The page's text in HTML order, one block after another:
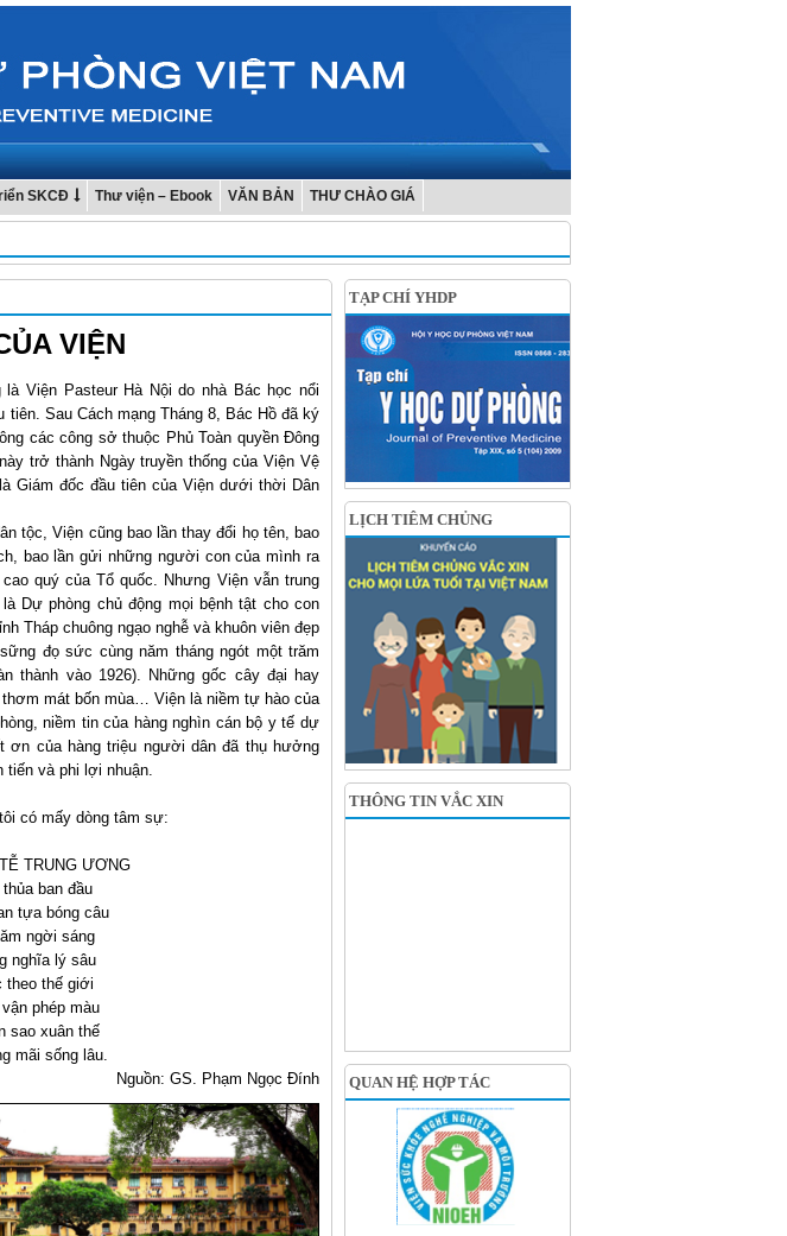
SKCĐ Thư viện – Ebook VĂN BẢN THƯ CHÀO GIÁ
VIỆN
Viện Pasteur Hà Nội do nhà Bác học nổi
tiên. Sau Cách mạng Tháng 8, Bác Hồ đã ký
các công sở thuộc Phủ Toàn quyền Đông
trở thành Ngày truyền thống của Viện Vệ
Giám đốc đầu tiên của Viện dưới thời Dân
tộc, Viện cũng bao lần thay đổi họ tên, bao
bao lần gửi những người con của mình ra
quý của Tổ quốc. Nhưng Viện vẫn trung
Dự phòng chủ động mọi bệnh tật cho con
Tháp chuông ngạo nghễ và khuôn viên đẹp
đọ sức cùng năm tháng ngót một trăm
thành vào 1926). Những gốc cây đại hay
mát bốn mùa… Viện là niềm tự hào của
niềm tin của hàng nghìn cán bộ y tế dự
ơn của hàng triệu người dân đã thụ hưởng
tiến và phi lợi nhuận.
có mấy dòng tâm sự:
TRUNG ƯƠNG
ban đầu
tựa bóng câu
ngời sáng
nghĩa lý sâu
theo thế giới
phép màu
sao xuân thế
mãi sống lâu.
Nguồn: GS. Phạm Ngọc Đính
TẠP CHÍ YHDP
LỊCH TIÊM CHỦNG
THÔNG TIN VẮC XIN
QUAN HỆ HỢP TÁC